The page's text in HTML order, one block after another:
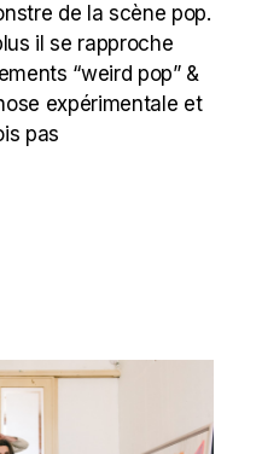
de la scène pop.
il se rapproche
“weird pop” &
expérimentale et
pas